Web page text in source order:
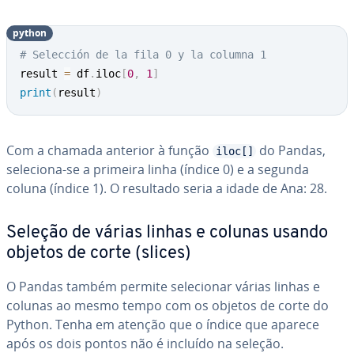
# Selección de la fila 0 y la columna 1
result = df. iloc [0, 1 ]
print ( result)
python
Com a chamada anterior à função iloc[]
do Pandas,
seleciona-se a primeira linha (índice 0) e a segunda
coluna (índice 1). O resultado seria a idade de Ana: 28.
Seleção de várias linhas e colunas usando
objetos de corte (slices)
O Pandas também permite se­le­ci­o­nar várias linhas e
colunas ao mesmo tempo com os objetos de corte do
Python. Tenha em atenção que o índice que aparece
após os dois pontos não é incluído na seleção.